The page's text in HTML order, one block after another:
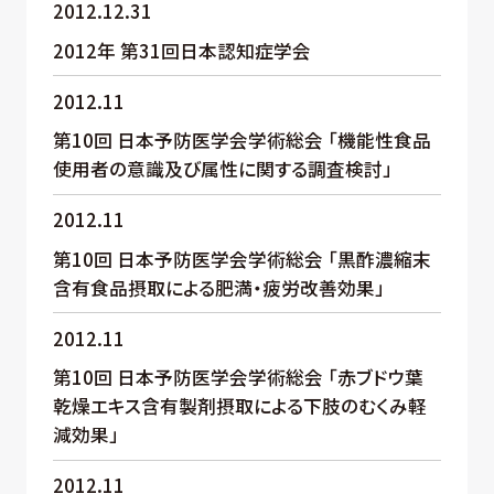
2012.12.31
2012年 第31回日本認知症学会
2012.11
第10回 日本予防医学会学術総会 「機能性食品
使用者の意識及び属性に関する調査検討」
2012.11
第10回 日本予防医学会学術総会 「黒酢濃縮末
含有食品摂取による肥満・疲労改善効果」
2012.11
第10回 日本予防医学会学術総会 「赤ブドウ葉
乾燥エキス含有製剤摂取による下肢のむくみ軽
減効果」
2012.11